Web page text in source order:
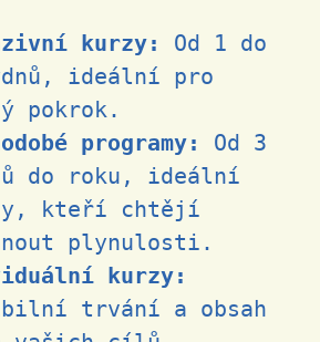
kurzy:
Od 1 do
ideální pro
pokrok.
programy:
Od 3
do roku, ideální
kteří chtějí
plynulosti.
kurzy:
trvání a obsah